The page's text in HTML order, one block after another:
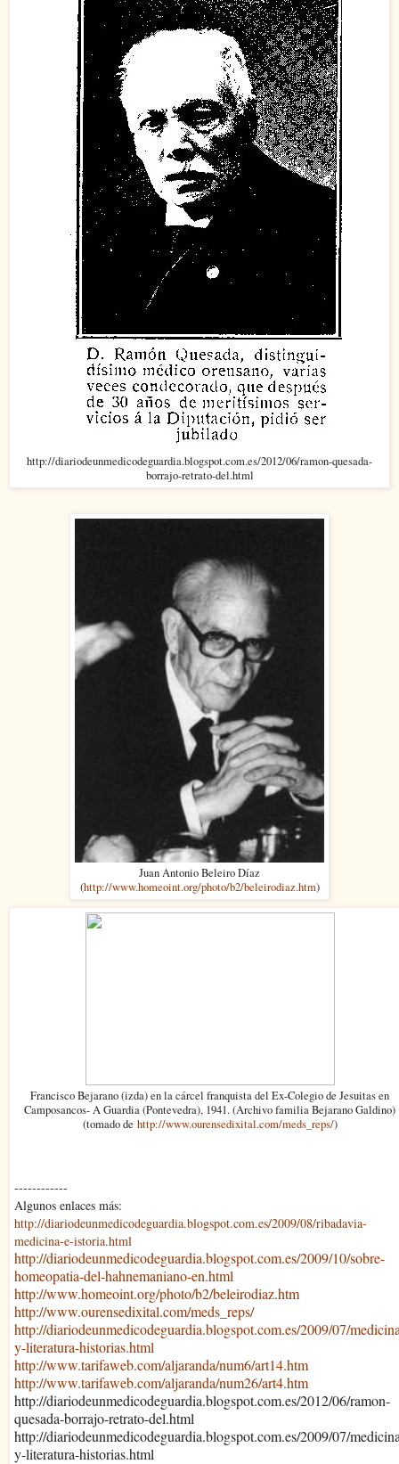
http://diariodeunmedicodeguardia.blogspot.com.es/2012/06/ramon-quesada-
borrajo-retrato-del.html
Juan Antonio Beleiro Díaz
(http://www.homeoint.org/photo/b2/beleirodiaz.htm)
Francisco Bejarano (izda) en la cárcel franquista del Ex-Colegio de Jesuitas en
Camposancos- A Guardia (Pontevedra), 1941. (Archivo familia Bejarano Galdino)
(tomado de http://www.ourensedixital.com/meds_reps/)
------------
Algunos enlaces más:
http://diariodeunmedicodeguardia.blogspot.com.es/2009/08/ribadavia-
medicina-e-istoria.html
http://diariodeunmedicodeguardia.blogspot.com.es/2009/10/sobre-
homeopatia-del-hahnemaniano-en.html
http://www.homeoint.org/photo/b2/beleirodiaz.htm
http://www.ourensedixital.com/meds_reps/
http://diariodeunmedicodeguardia.blogspot.com.es/2009/07/
y-literatura-historias.html
http://www.tarifaweb.com/aljaranda/num6/art14.htm
http://www.tarifaweb.com/aljaranda/num26/art4.htm
http://diariodeunmedicodeguardia.blogspot.com.es/2012/06/ramon-
quesada-borrajo-retrato-del.html
http://diariodeunmedicodeguardia.blogspot.com.es/2009/07/
y-literatura-historias.html